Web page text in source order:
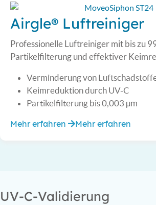
Airgle® Luftreiniger
Professionelle Luftreiniger mit bis zu
Partikelfilterung und effektiver
Verminderung von
Keimreduktion durch UV-C
Partikelfilterung bis 0,003 µm
Mehr erfahren Mehr erfahren
UV-C-Validierung